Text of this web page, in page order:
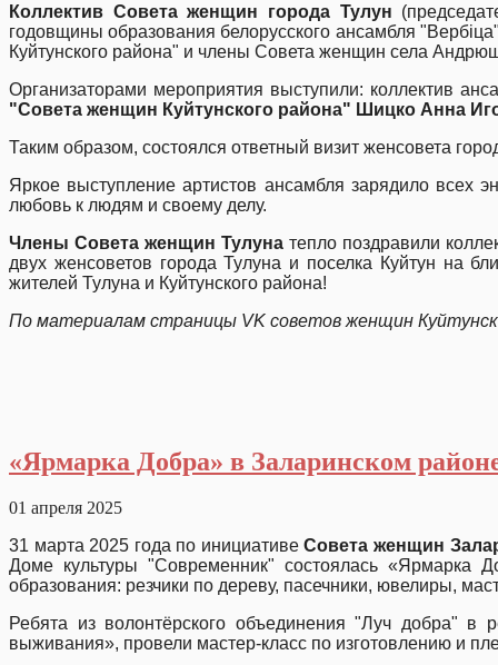
Коллектив Совета женщин города Тулун
годовщины образования белорусского ансамбля
Куйтунского района" и члены Совета женщин села
Организаторами мероприятия выступили: коллектив
"Совета женщин Куйтунского района" Шицко Анна
Таким образом, состоялся ответный визит женсовета
Яркое выступление артистов ансамбля зарядило всех
любовь к людям и своему делу.
Члены Совета женщин Тулуна тепло поздравили
двух женсоветов города Тулуна и поселка Куйтун на
жителей Тулуна и Куйтунского района!
По материалам страницы VK советов женщин
«Ярмарка Добра» в Заларинском
01 апреля 2025
31 марта 2025 года по инициативеСовета женщин
Доме культуры "Современник" состоялась «Ярмарка
образования: резчики по дереву, пасечники, ювелиры,
Ребята из волонтёрского объединения "Луч добра"
выживания», провели мастер-класс по изготовлению и